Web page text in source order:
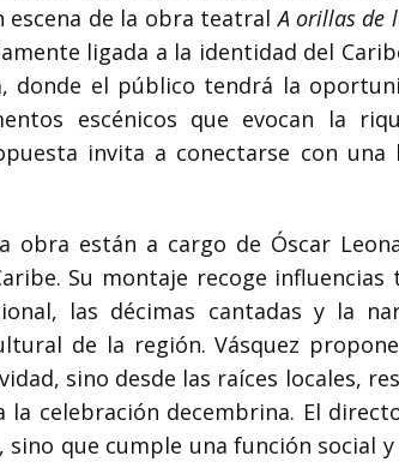
escena de la obra teatralA orillas de
ligada a la identidad del
donde el público tendrá la
escénicos que evocan la
invita a conectarse con
obra están a cargo de Óscar
Su montaje recoge
las décimas cantadas y la
de la región. Vásquez
sino desde las raíces locales,
celebración decembrina. El
que cumple una función social